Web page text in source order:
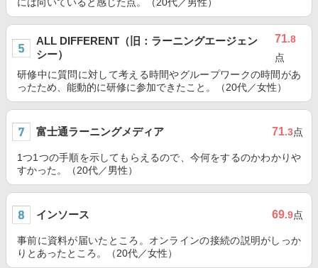
ALL DIFFERENT（旧：ラーニングエージェン
シー）
71.8
点
研修中に質問に対して考える時間やグループワークの時間があ
ったため、能動的に研修に参加できたこと。（20代／女性）
富士通ラーニングメディア 71.3点
1つ1つの手順を示してもらえるので、今何をするのかわかりや
すかった。（20代／男性）
インソース 69.9点
事前に資料が届いたところ。オンラインの接続の説明がしっか
りとあったところ。（20代／女性）